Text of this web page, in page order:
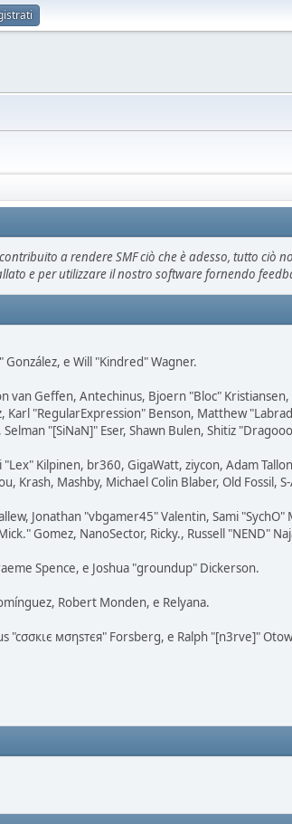
a rendere SMF ciò che è adesso, tutto ciò
e per utilizzare il nostro software fornendo
e Will "Kindred" Wagner.
van Geffen, Antechinus, Bjoern "Bloc"
Karl "RegularExpression" Benson, Matthew
"[SiNaN]" Eser, Shawn Bulen, Shitiz
Kilpinen, br360, GigaWatt, ziycon, Adam
Krash, Mashby, Michael Colin Blaber, Old Fossil,
Jonathan "vbgamer45" Valentin, Sami
Gomez, NanoSector, Ricky., Russell "NEND"
Spence, e Joshua "groundup" Dickerson.
Robert Monden, e Relyana.
"cσσкιє мσηѕтєя" Forsberg, e Ralph "[n3rve]"